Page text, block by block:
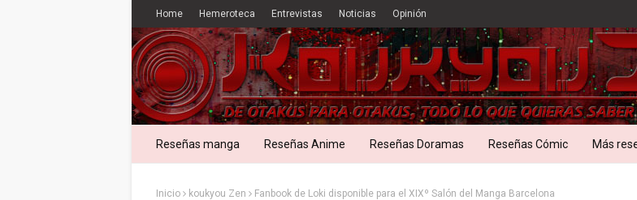
Home Hemeroteca Entrevistas Noticias Opinión
Reseñas manga Reseñas Anime Reseñas Doramas Reseñas Cómic Más
Inicio koukyou Zen Fanbook de Loki disponible para el XIXº Salón del Manga Barcelona